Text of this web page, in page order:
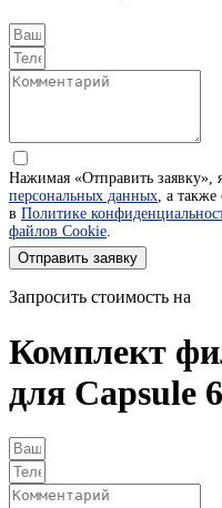
Нажимая «Отправить заявку»,
персональных данных, а
в Политике
файлов Cookie.
Отправить заявку
Запросить стоимость на
Комплект
для Capsule